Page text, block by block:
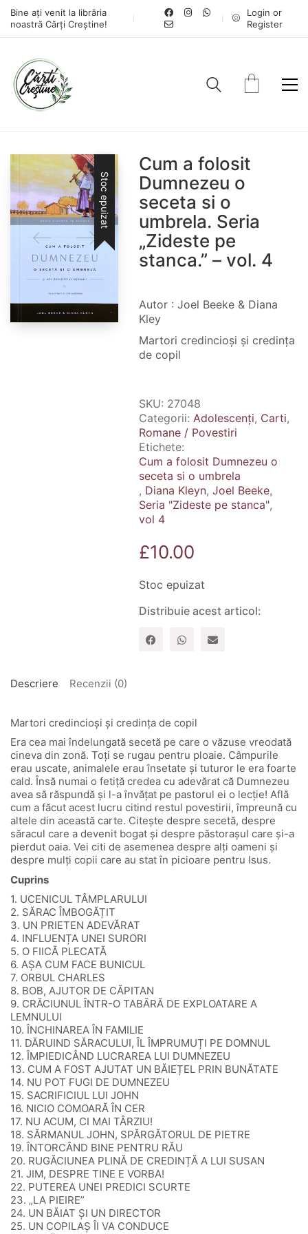
Bine ați venit la librăria
noastră Cărți Creștine!
Login or
Register
Stoc epuizat
Cum a folosit
Dumnezeu o
seceta si o
umbrela. Seria
„Zideste pe
stanca.” – vol. 4
Autor : Joel Beeke & Diana
Kley
Martori credincioși și credința
de copil
SKU: 27048
Categorii: Adolescenți, Carti,
Romane / Povestiri
Etichete:
Cum a folosit Dumnezeu o
seceta si o umbrela
, Diana Kleyn, Joel Beeke,
Seria "Zideste pe stanca",
vol 4
£10.00
Stoc epuizat
Distribuie acest articol:
Descriere Recenzii (0)
Martori credincioși și credința de copil
Era cea mai îndelungată secetă pe care o văzuse vreodată
cineva din zonă. Toți se rugau pentru ploaie. Câmpurile
erau uscate, animalele erau însetate și tuturor le era foarte
cald. Însă numai o fetiță credea cu adevărat că Dumnezeu
avea să răspundă și l-a învățat pe pastorul ei o lecție! Află
cum a făcut acest lucru citind restul povestirii, împreună cu
altele din această carte. Citește despre secetă, despre
săracul care a devenit bogat și despre păstorașul care și-a
pierdut oaia. Vei citi de asemenea despre alți oameni și
despre mulți copii care au stat în picioare pentru Isus.
Cuprins
1. UCENICUL TÂMPLARULUI
2. SĂRAC ÎMBOGĂȚIT
3. UN PRIETEN ADEVĂRAT
4. INFLUENȚA UNEI SURORI
5. O FIICĂ PLECATĂ
6. AȘA CUM FACE BUNICUL
7. ORBUL CHARLES
8. BOB, AJUTOR DE CĂPITAN
9. CRĂCIUNUL ÎNTR-O TABĂRĂ DE EXPLOATARE A
LEMNULUI
10. ÎNCHINAREA ÎN FAMILIE
11. DĂRUIND SĂRACULUI, ÎL ÎMPRUMUȚI PE DOMNUL
12. ÎMPIEDICÂND LUCRAREA LUI DUMNEZEU
13. CUM A FOST AJUTAT UN BĂIEȚEL PRIN BUNĂTATE
14. NU POT FUGI DE DUMNEZEU
15. SACRIFICIUL LUI JOHN
16. NICIO COMOARĂ ÎN CER
17. NU ACUM, CI MAI TÂRZIU!
18. SĂRMANUL JOHN, SPĂRGĂTORUL DE PIETRE
19. ÎNTORCÂND BINE PENTRU RĂU
20. RUGĂCIUNEA PLINĂ DE CREDINȚĂ A LUI SUSAN
21. JIM, DESPRE TINE E VORBA!
22. PUTEREA UNEI PREDICI SCURTE
23. „LA PIEIRE”
24. UN BĂIAT ȘI UN DIRECTOR
25. UN COPILAȘ ÎI VA CONDUCE